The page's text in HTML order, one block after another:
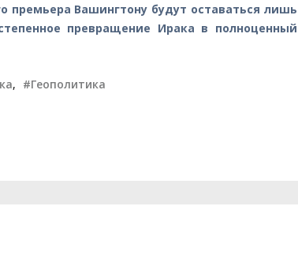
Вашингтону будут оставаться лишь
превращение Ирака в полноценный
, #Геополитика